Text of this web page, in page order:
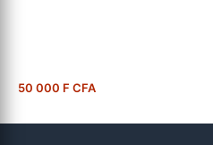
50 000 F CFA